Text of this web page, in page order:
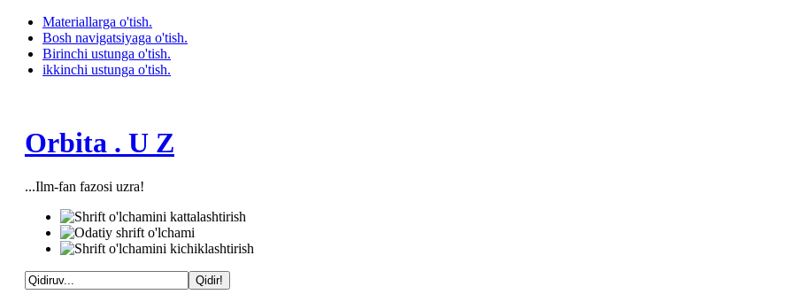
Materiallarga o'tish.
Bosh navigatsiyaga o'tish.
Birinchi ustunga o'tish.
ikkinchi ustunga o'tish.
Orbita . U Z
...Ilm-fan fazosi uzra!